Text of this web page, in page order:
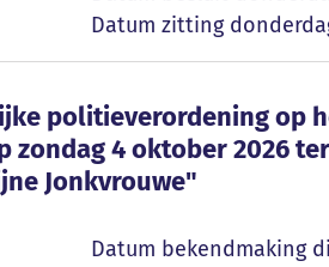
Datum zitting
politieverordening op
politieverordening op
zondag 4 oktober 2026
Jonkvrouwe"
Datum bekendmaking